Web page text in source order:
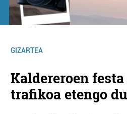
GIZARTEA
Kaldereroen
trafikoa etengo